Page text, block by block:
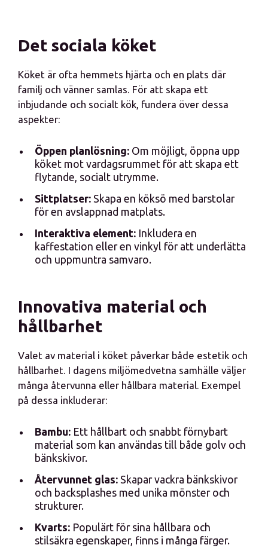
Det sociala köket
Köket är ofta hemmets hjärta och en plats där
familj och vänner samlas. För att skapa ett
inbjudande och socialt kök, fundera över dessa
aspekter:
Öppen planlösning: Om möjligt, öppna upp
köket mot vardagsrummet för att skapa ett
flytande, socialt utrymme.
Sittplatser: Skapa en köksö med barstolar
för en avslappnad matplats.
Interaktiva element: Inkludera en
kaffestation eller en vinkyl för att underlätta
och uppmuntra samvaro.
Innovativa material och
hållbarhet
Valet av material i köket påverkar både estetik och
hållbarhet. I dagens miljömedvetna samhälle väljer
många återvunna eller hållbara material. Exempel
på dessa inkluderar:
Bambu: Ett hållbart och snabbt förnybart
material som kan användas till både golv och
bänkskivor.
Återvunnet glas: Skapar vackra bänkskivor
och backsplashes med unika mönster och
strukturer.
Kvarts: Populärt för sina hållbara och
stilsäkra egenskaper, finns i många färger.